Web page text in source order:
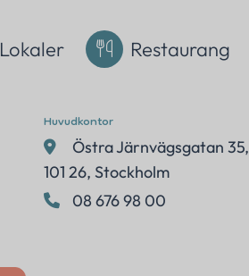
Lokaler Restaurang
Huvudkontor
Östra Järnvägsgatan 35,
101 26, Stockholm
08 676 98 00